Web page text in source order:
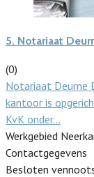
5. Notariaat
(0)
Notariaat Deurne
kantoor is
KvK onder…
Werkgebied
Contactgegevens
Besloten